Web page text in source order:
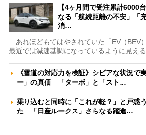
【4ヶ月間で受注累計6000
なる「航続距離の不安」「
消…
あれほどもてはやされていた「EV（BEV
最近では減速基調になっているように見え
《雪道の対応力を検証》シビアな状況で
ー」の真価 「ターボ」と「スト…
乗り込むと同時に「これが軽？」と戸惑
た 「日産ルークス」さらなる躍進…